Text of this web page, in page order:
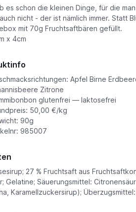
es schon die kleinen Dinge, für die
nicht - der ist nämlich immer. Statt
mit 70g Fruchtsaftbären gefüllt.
x 4cm
Apfel Birne
Zitrone
glutenfrei — laktosefrei
50,00 €/kg
90g
985007
27 % Fruchtsaft aus
Gelatine; Säuerungsmittel:
Karamellzuckersirup);